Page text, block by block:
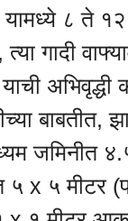
८ ते १२
त्या गादी
बाबतीत,
जमिनीत
५ x ५ मीटर